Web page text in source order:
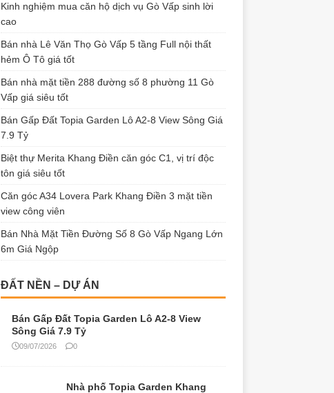
Kinh nghiệm mua căn hộ dịch vụ Gò Vấp sinh lời
cao
Bán nhà Lê Văn Thọ Gò Vấp 5 tầng Full nội thất
hẻm Ô Tô giá tốt
Bán nhà mặt tiền 288 đường số 8 phường 11 Gò
Vấp giá siêu tốt
Bán Gấp Đất Topia Garden Lô A2-8 View Sông Giá
7.9 Tỷ
Biệt thự Merita Khang Điền căn góc C1, vị trí độc
tôn giá siêu tốt
Căn góc A34 Lovera Park Khang Điền 3 mặt tiền
view công viên
Bán Nhà Mặt Tiền Đường Số 8 Gò Vấp Ngang Lớn
6m Giá Ngộp
ĐẤT NỀN – DỰ ÁN
Bán Gấp Đất Topia Garden Lô A2-8 View
Sông Giá 7.9 Tỷ
09/07/2026 0
Nhà phố Topia Garden Khang